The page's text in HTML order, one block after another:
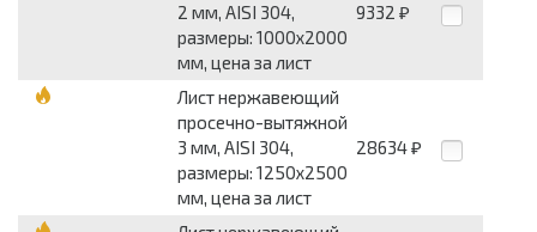
2 мм, AISI 304,
размеры: 1000x2000
мм, цена за лист
9332 ₽
Лист нержавеющий
просечно-вытяжной
3 мм, AISI 304,
размеры: 1250x2500
мм, цена за лист
28634 ₽